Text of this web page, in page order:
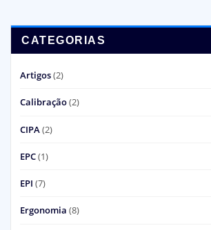
CATEGORIAS
Artigos(2)
Calibração(2)
CIPA(2)
EPC(1)
EPI (7)
Ergonomia (8)